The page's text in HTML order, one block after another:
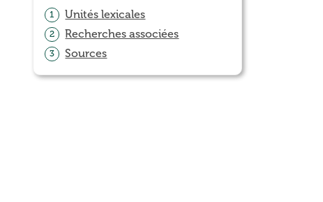
1 Unités lexicales
2 Recherches associées
3 Sources